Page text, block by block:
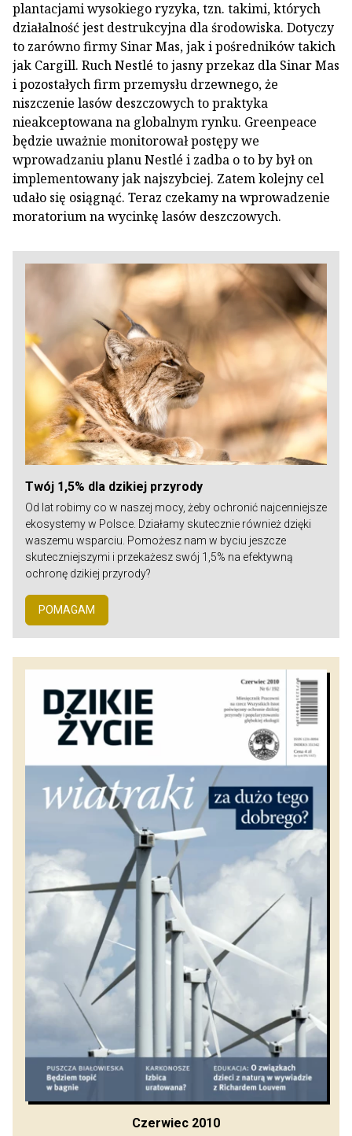
plantacjami wysokiego ryzyka, tzn. takimi, których
działalność jest destrukcyjna dla środowiska. Dotyczy
to zarówno firmy Sinar Mas, jak i pośredników takich
jak Cargill. Ruch Nestlé to jasny przekaz dla Sinar Mas
i pozostałych firm przemysłu drzewnego, że
niszczenie lasów deszczowych to praktyka
nieakceptowana na globalnym rynku. Greenpeace
będzie uważnie monitorował postępy we
wprowadzaniu planu Nestlé i zadba o to by był on
implementowany jak najszybciej. Zatem kolejny cel
udało się osiągnąć. Teraz czekamy na wprowadzenie
moratorium na wycinkę lasów deszczowych.
Twój 1,5% dla dzikiej przyrody
Od lat robimy co w naszej mocy, żeby ochronić najcenniejsze
ekosystemy w Polsce. Działamy skutecznie również dzięki
waszemu wsparciu. Pomożesz nam w byciu jeszcze
skuteczniejszymi i przekażesz swój 1,5% na efektywną
ochronę dzikiej przyrody?
POMAGAM
Czerwiec 2010